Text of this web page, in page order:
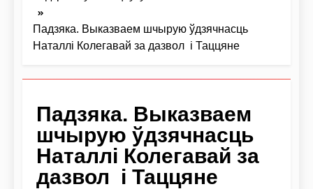
Падзяка. Выказваем шчырую ўдзячнасць
Наталлі Колегавай за дазвол і Таццяне
Падзяка. Выказваем
шчырую ўдзячнасць
Наталлі Колегавай за
дазвол і Таццяне